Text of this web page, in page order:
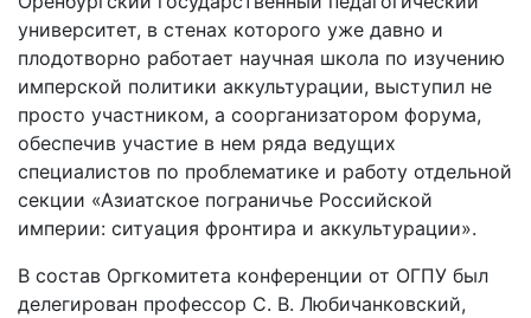
университет, в стенах которого уже давно и
плодотворно работает научная школа по изучению
имперской политики аккультурации, выступил не
просто участником, а соорганизатором форума,
обеспечив участие в нем ряда ведущих
специалистов по проблематике и работу отдельной
секции «Азиатское пограничье Российской
империи: ситуация фронтира и аккультурации».
В состав Оргкомитета конференции от ОГПУ был
делегирован профессор С. В. Любичанковский,